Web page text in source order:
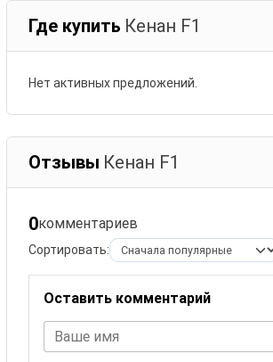
Где купить Кенан F1
Нет активных предложений.
Отзывы Кенан F1
0комментариев
Сортировать:
Оставить комментарий
Ваше имя